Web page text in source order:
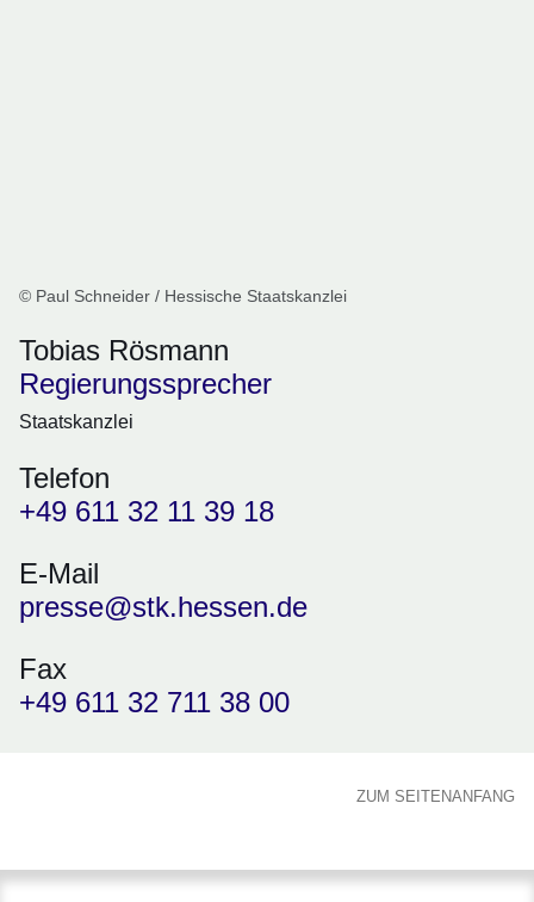
© Paul Schneider / Hessische Staatskanzlei
Tobias Rösmann
Regierungssprecher
Staatskanzlei
Telefon
+49 611 32 11 39 18
E-Mail
presse@stk.hessen.de
Fax
+49 611 32 711 38 00
ZUM SEITENANFANG